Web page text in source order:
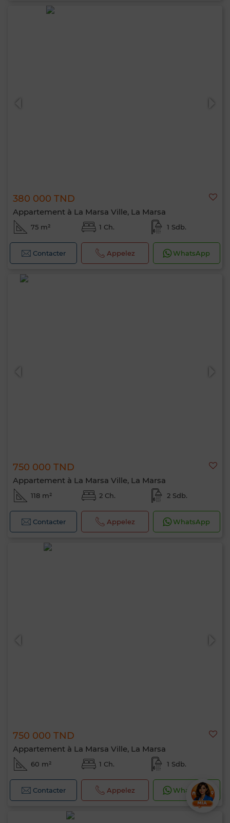
380 000 TND
Appartement à La Marsa Ville, La Marsa
75 m² 1 Ch. 1 Sdb.
Contacter Appelez WhatsApp
750 000 TND
Appartement à La Marsa Ville, La Marsa
118 m² 2 Ch. 2 Sdb.
Contacter Appelez WhatsApp
750 000 TND
Appartement à La Marsa Ville, La Marsa
60 m² 1 Ch. 1 Sdb.
Contacter Appelez WhatsApp